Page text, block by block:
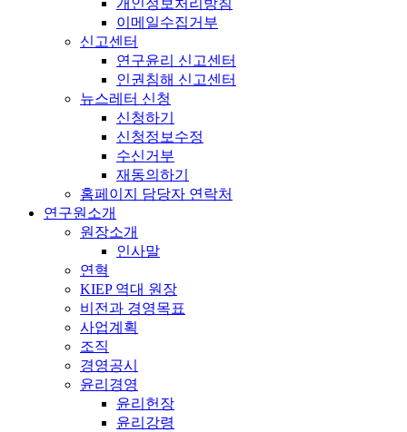
이메일수집거부
신고센터
연구윤리 신고센터
인권침해 신고센터
뉴스레터 신청
신청하기
신청정보수정
수신거부
재동의하기
홈페이지 담당자 연락처
연구원소개
원장소개
인사말
연혁
KIEP 역대 원장
비전과 경영목표
사업계획
조직
경영공시
윤리경영
윤리헌장
윤리강령